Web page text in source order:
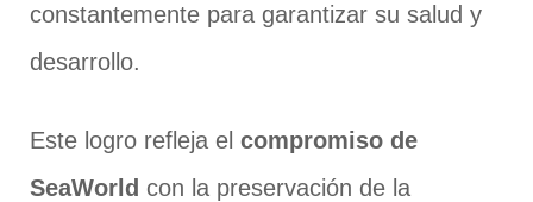
constantemente para garantizar su salud y
desarrollo.
Este logro refleja el compromiso de
SeaWorld con la preservación de la